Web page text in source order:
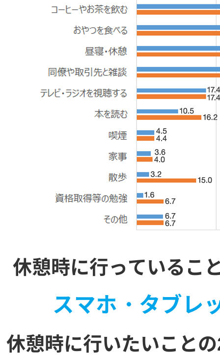
休憩時に行っているこ
スマホ・タブレ
休憩時に行いたいこと